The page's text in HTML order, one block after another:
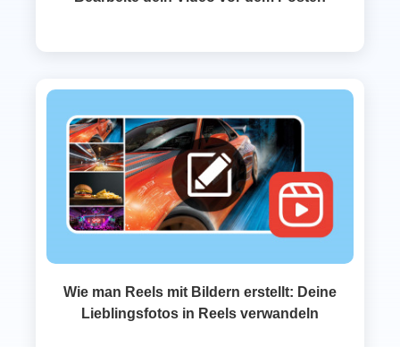
Wie man Reels mit Bildern erstellt: Deine
Lieblingsfotos in Reels verwandeln